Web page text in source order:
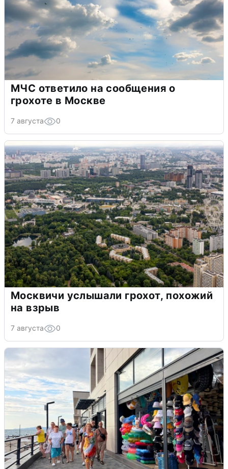
МЧС ответило на сообщения о
грохоте в Москве
7 августа 0
Москвичи услышали грохот, похожий
на взрыв
7 августа 0